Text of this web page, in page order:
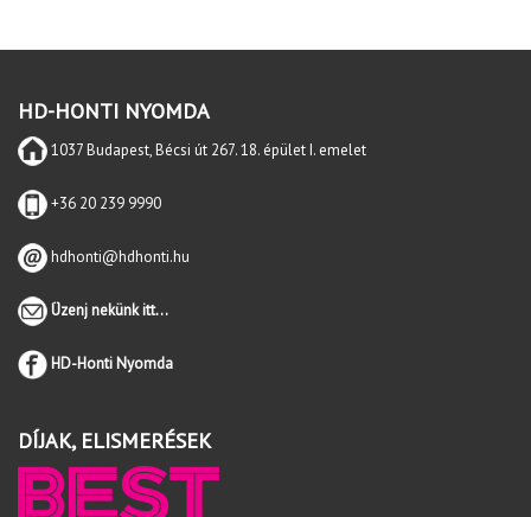
HD-HONTI NYOMDA
1037 Budapest, Bécsi út 267. 18. épület I. emelet
+36 20 239 9990
hdhonti@hdhonti.hu
Üzenj nekünk itt...
HD-Honti Nyomda
DÍJAK, ELISMERÉSEK